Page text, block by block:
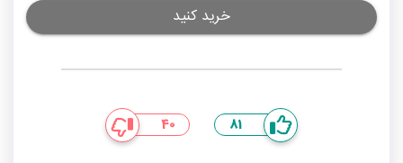
خرید کنید
81
40